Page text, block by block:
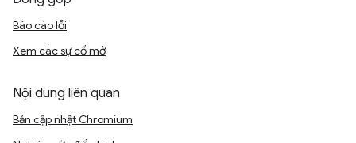
Báo cáo lỗi
Xem các sự cố mở
Nội dung liên quan
Bản cập nhật Chromium